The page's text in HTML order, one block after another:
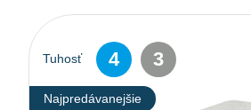
Tuhosť 4 3
Najpredávanejšie